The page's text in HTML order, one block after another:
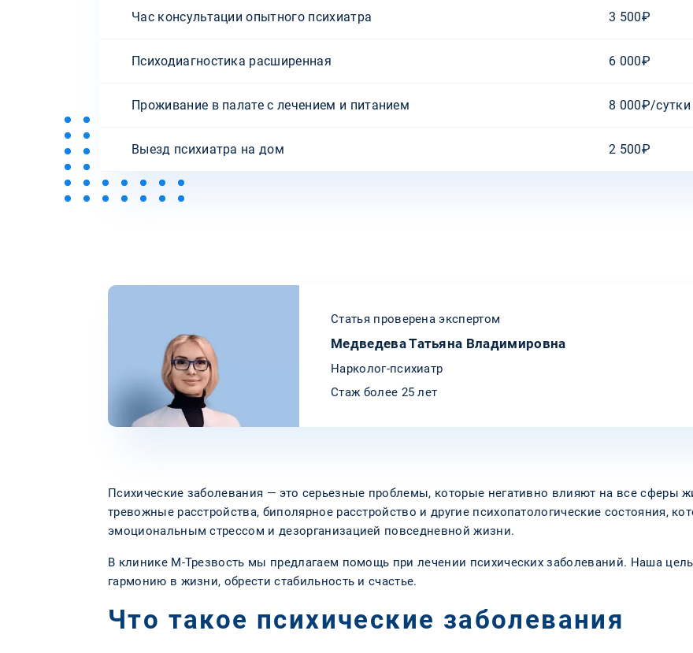
Час консультации опытного психиатра 3 500₽
Психодиагностика расширенная 6 000₽
Проживание в палате с лечением и питанием 8 000₽/сутки
Выезд психиатра на дом 2 500₽
Статья проверена экспертом
Медведева Татьяна Владимировна
Нарколог-психиатр
Стаж более 25 лет
Психические заболевания — это серьезные проблемы, которые негативно влияют на все сферы
тревожные расстройства, биполярное расстройство и другие психопатологические состояния,
эмоциональным стрессом и дезорганизацией повседневной жизни.
В клинике М-Трезвость мы предлагаем помощь при лечении психических заболеваний. Наша
гармонию в жизни, обрести стабильность и счастье.
Что такое психические заболевания